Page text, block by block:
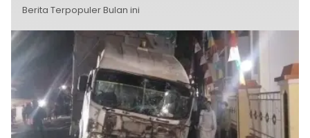
Berita Terpopuler Bulan ini